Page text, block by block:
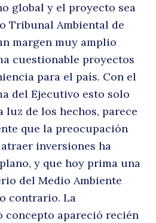
global y el proyecto sea
Tribunal Ambiental de
margen muy amplio
cuestionable proyectos
para el país. Con el
del Ejecutivo esto solo
luz de los hechos, parece
que la preocupación
inversiones ha
y que hoy prima una
del Medio Ambiente
contrario. La
concepto apareció recién